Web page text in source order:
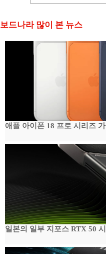
보드나라 많이 본 뉴스
애플 아이폰 18 프로 시리즈
일본의 일부 지포스 RTX 50